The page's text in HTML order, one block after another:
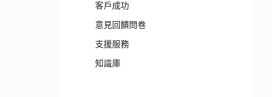
客戶成功
意見回饋問卷
支援服務
知識庫